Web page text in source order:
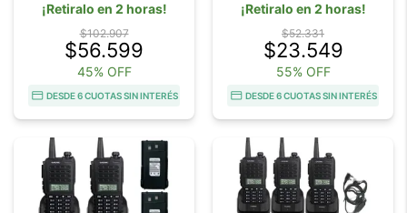
¡Retiralo en 2 horas!
$102.907
$56.599
45% OFF
DESDE 6 CUOTAS SIN INTERÉS
¡Retiralo en 2 horas!
$52.331
$23.549
55% OFF
DESDE 6 CUOTAS SIN INTERÉS